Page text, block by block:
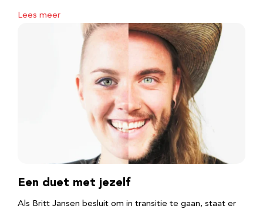
Lees meer
Een duet met jezelf
Als Britt Jansen besluit om in transitie te gaan, staat er